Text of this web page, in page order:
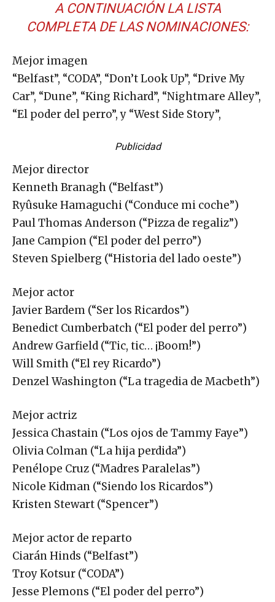
A CONTINUACIÓN LA LISTA
COMPLETA DE LAS NOMINACIONES:
Mejor imagen
“Belfast”, “CODA”, “Don’t Look Up”, “Drive My
Car”, “Dune”, “King Richard”, “Nightmare Alley”,
“El poder del perro”, y “West Side Story”,
Publicidad
Mejor director
Kenneth Branagh (“Belfast”)
Ryûsuke Hamaguchi (“Conduce mi coche”)
Paul Thomas Anderson (“Pizza de regaliz”)
Jane Campion (“El poder del perro”)
Steven Spielberg (“Historia del lado oeste”)
Mejor actor
Javier Bardem (“Ser los Ricardos”)
Benedict Cumberbatch (“El poder del perro”)
Andrew Garfield (“Tic, tic… ¡Boom!”)
Will Smith (“El rey Ricardo”)
Denzel Washington (“La tragedia de Macbeth”)
Mejor actriz
Jessica Chastain (“Los ojos de Tammy Faye”)
Olivia Colman (“La hija perdida”)
Penélope Cruz (“Madres Paralelas”)
Nicole Kidman (“Siendo los Ricardos”)
Kristen Stewart (“Spencer”)
Mejor actor de reparto
Ciarán Hinds (“Belfast”)
Troy Kotsur (“CODA”)
Jesse Plemons (“El poder del perro”)